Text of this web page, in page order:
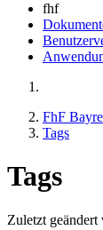
fhf
FhF
Tags
Tags
Zuletzt